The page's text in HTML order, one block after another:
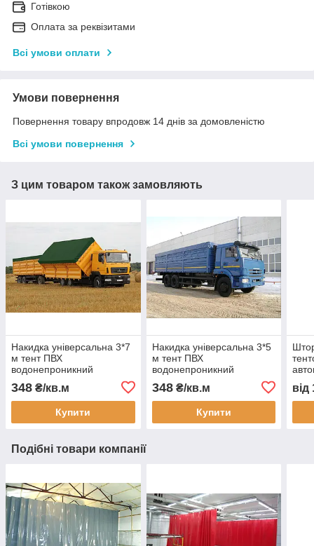
Готівкою
Оплата за реквізитами
Всі умови оплати
Умови повернення
Повернення товару впродовж 14 днів за домовленістю
Всі умови повернення
З цим товаром також замовляють
Накидка універсальна 3*7
м тент ПВХ
водонепроникний
тент захисний тент на
замовлення доставка
348 ₴/кв.м
Купити
Накидка універсальна 3*5
м тент ПВХ
водонепроникний
тент на кузов тент
захисний тент на
замовлення доставка
348₴/кв.м
Купити
від
Подібні товари компанії